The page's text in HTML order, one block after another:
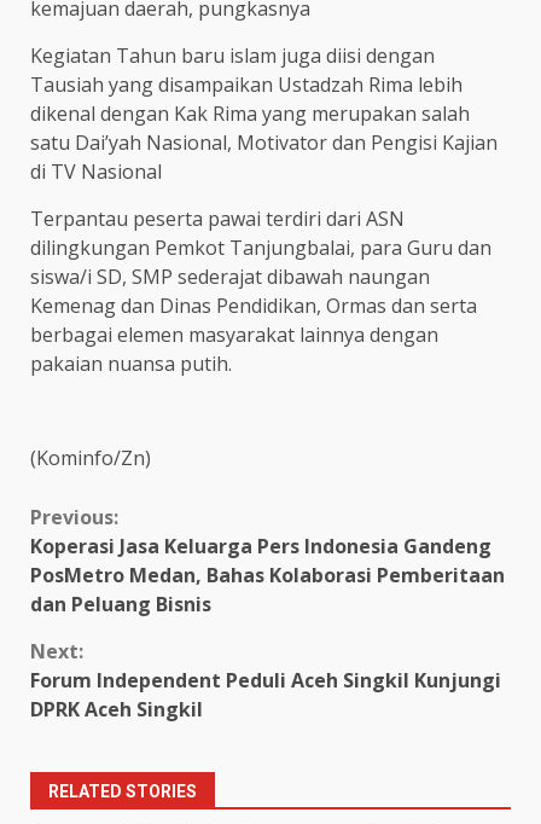
kemajuan daerah, pungkasnya
Kegiatan Tahun baru islam juga diisi dengan
Tausiah yang disampaikan Ustadzah Rima lebih
dikenal dengan Kak Rima yang merupakan salah
satu Dai’yah Nasional, Motivator dan Pengisi Kajian
di TV Nasional
Terpantau peserta pawai terdiri dari ASN
dilingkungan Pemkot Tanjungbalai, para Guru dan
siswa/i SD, SMP sederajat dibawah naungan
Kemenag dan Dinas Pendidikan, Ormas dan serta
berbagai elemen masyarakat lainnya dengan
pakaian nuansa putih.
(Kominfo/Zn)
Continue
Reading
Previous:
Koperasi Jasa Keluarga Pers Indonesia Gandeng
PosMetro Medan, Bahas Kolaborasi Pemberitaan
dan Peluang Bisnis
Next:
Forum Independent Peduli Aceh Singkil Kunjungi
DPRK Aceh Singkil
RELATED STORIES